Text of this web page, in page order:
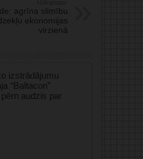
agrīna slimību
ekonomijas
virzienā
izstrādājumu
“Baltacon”
audzis par